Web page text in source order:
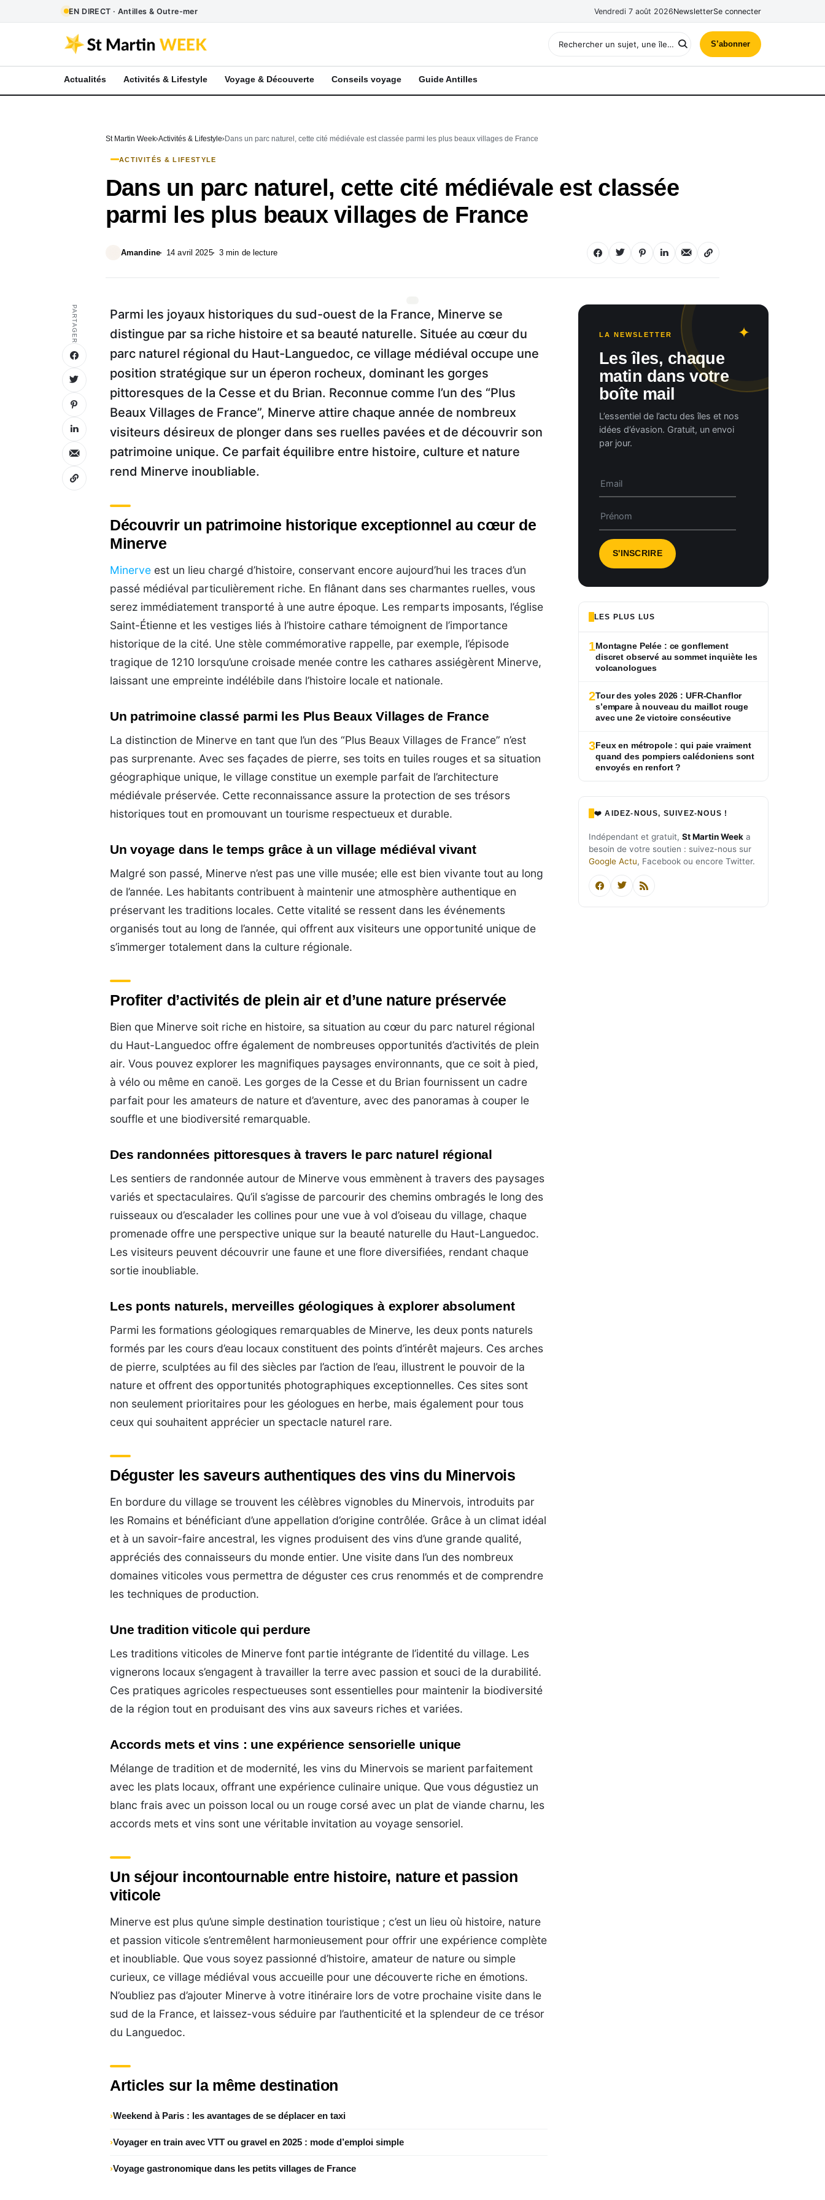
EN DIRECT · Antilles & Outre-mer Vendredi 7 août 2026NewsletterSe connecter
S’abonner
Actualités Activités & Lifestyle Voyage & Découverte Conseils voyage Guide Antilles
St Martin Week Activités & Lifestyle Dans un parc naturel, cette cité médiévale est classée parmi les plus beaux villages de France
ACTIVITÉS & LIFESTYLE
Dans un parc naturel, cette cité médiévale est classée
parmi les plus beaux villages de France
Amandine 14 avril 2025 3 min de lecture
PARTAGER
Parmi les joyaux historiques du sud-ouest de la France, Minerve se
distingue par sa riche histoire et sa beauté naturelle. Située au cœur du
parc naturel régional du Haut-Languedoc, ce village médiéval occupe une
position stratégique sur un éperon rocheux, dominant les gorges
pittoresques de la Cesse et du Brian. Reconnue comme l’un des “Plus
Beaux Villages de France”, Minerve attire chaque année de nombreux
visiteurs désireux de plonger dans ses ruelles pavées et de découvrir son
patrimoine unique. Ce parfait équilibre entre histoire, culture et nature
rend Minerve inoubliable.
Découvrir un patrimoine historique exceptionnel au cœur de
Minerve
Minerve est un lieu chargé d’histoire, conservant encore aujourd’hui les traces d’un
passé médiéval particulièrement riche. En flânant dans ses charmantes ruelles, vous
serez immédiatement transporté à une autre époque. Les remparts imposants, l’église
Saint-Étienne et les vestiges liés à l’histoire cathare témoignent de l’importance
historique de la cité. Une stèle commémorative rappelle, par exemple, l’épisode
tragique de 1210 lorsqu’une croisade menée contre les cathares assiégèrent Minerve,
laissant une empreinte indélébile dans l’histoire locale et nationale.
Un patrimoine classé parmi les Plus Beaux Villages de France
La distinction de Minerve en tant que l’un des “Plus Beaux Villages de France” n’est
pas surprenante. Avec ses façades de pierre, ses toits en tuiles rouges et sa situation
géographique unique, le village constitue un exemple parfait de l’architecture
médiévale préservée. Cette reconnaissance assure la protection de ses trésors
historiques tout en promouvant un tourisme respectueux et durable.
Un voyage dans le temps grâce à un village médiéval vivant
Malgré son passé, Minerve n’est pas une ville musée; elle est bien vivante tout au long
de l’année. Les habitants contribuent à maintenir une atmosphère authentique en
préservant les traditions locales. Cette vitalité se ressent dans les événements
organisés tout au long de l’année, qui offrent aux visiteurs une opportunité unique de
s’immerger totalement dans la culture régionale.
Profiter d’activités de plein air et d’une nature préservée
Bien que Minerve soit riche en histoire, sa situation au cœur du parc naturel régional
du Haut-Languedoc offre également de nombreuses opportunités d’activités de plein
air. Vous pouvez explorer les magnifiques paysages environnants, que ce soit à pied,
à vélo ou même en canoë. Les gorges de la Cesse et du Brian fournissent un cadre
parfait pour les amateurs de nature et d’aventure, avec des panoramas à couper le
souffle et une biodiversité remarquable.
Des randonnées pittoresques à travers le parc naturel régional
Les sentiers de randonnée autour de Minerve vous emmènent à travers des paysages
variés et spectaculaires. Qu’il s’agisse de parcourir des chemins ombragés le long des
ruisseaux ou d’escalader les collines pour une vue à vol d’oiseau du village, chaque
promenade offre une perspective unique sur la beauté naturelle du Haut-Languedoc.
Les visiteurs peuvent découvrir une faune et une flore diversifiées, rendant chaque
sortie inoubliable.
Les ponts naturels, merveilles géologiques à explorer absolument
Parmi les formations géologiques remarquables de Minerve, les deux ponts naturels
formés par les cours d’eau locaux constituent des points d’intérêt majeurs. Ces arches
de pierre, sculptées au fil des siècles par l’action de l’eau, illustrent le pouvoir de la
nature et offrent des opportunités photographiques exceptionnelles. Ces sites sont
non seulement prioritaires pour les géologues en herbe, mais également pour tous
ceux qui souhaitent apprécier un spectacle naturel rare.
Déguster les saveurs authentiques des vins du Minervois
En bordure du village se trouvent les célèbres vignobles du Minervois, introduits par
les Romains et bénéficiant d’une appellation d’origine contrôlée. Grâce à un climat idéal
et à un savoir-faire ancestral, les vignes produisent des vins d’une grande qualité,
appréciés des connaisseurs du monde entier. Une visite dans l’un des nombreux
domaines viticoles vous permettra de déguster ces crus renommés et de comprendre
les techniques de production.
Une tradition viticole qui perdure
Les traditions viticoles de Minerve font partie intégrante de l’identité du village. Les
vignerons locaux s’engagent à travailler la terre avec passion et souci de la durabilité.
Ces pratiques agricoles respectueuses sont essentielles pour maintenir la biodiversité
de la région tout en produisant des vins aux saveurs riches et variées.
Accords mets et vins : une expérience sensorielle unique
Mélange de tradition et de modernité, les vins du Minervois se marient parfaitement
avec les plats locaux, offrant une expérience culinaire unique. Que vous dégustiez un
blanc frais avec un poisson local ou un rouge corsé avec un plat de viande charnu, les
accords mets et vins sont une véritable invitation au voyage sensoriel.
Un séjour incontournable entre histoire, nature et passion
viticole
Minerve est plus qu’une simple destination touristique ; c’est un lieu où histoire, nature
et passion viticole s’entremêlent harmonieusement pour offrir une expérience complète
et inoubliable. Que vous soyez passionné d’histoire, amateur de nature ou simple
curieux, ce village médiéval vous accueille pour une découverte riche en émotions.
N’oubliez pas d’ajouter Minerve à votre itinéraire lors de votre prochaine visite dans le
sud de la France, et laissez-vous séduire par l’authenticité et la splendeur de ce trésor
du Languedoc.
Articles sur la même destination
Weekend à Paris : les avantages de se déplacer en taxi
Voyager en train avec VTT ou gravel en 2025 : mode d’emploi simple
Voyage gastronomique dans les petits villages de France
LA NEWSLETTER
Les îles, chaque
matin dans votre
boîte mail
L’essentiel de l’actu des îles et nos
idées d’évasion. Gratuit, un envoi
par jour.
LES PLUS LUS
1Montagne Pelée : ce gonflement
discret observé au sommet inquiète les
volcanologues
2Tour des yoles 2026 : UFR-Chanflor
s’empare à nouveau du maillot rouge
avec une 2e victoire consécutive
3Feux en métropole : qui paie vraiment
quand des pompiers calédoniens sont
envoyés en renfort ?
❤️ AIDEZ-NOUS, SUIVEZ-NOUS !
Indépendant et gratuit, St Martin Week a
besoin de votre soutien : suivez-nous sur
Google Actu, Facebook ou encore Twitter.